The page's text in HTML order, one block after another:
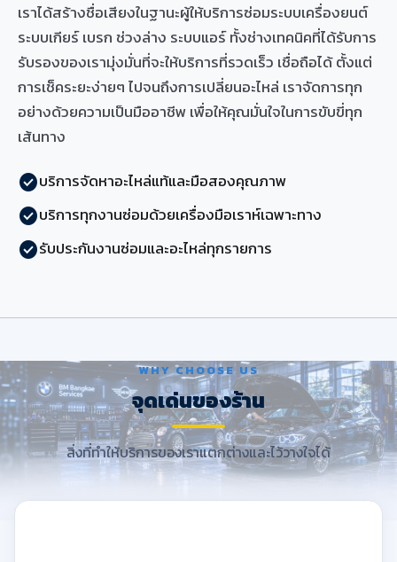
เราได้สร้างชื่อเสียงในฐานะผู้ให้บริการซ่อมระบบเครื่องยนต์
ระบบเกียร์ เบรก ช่วงล่าง ระบบแอร์ ทั้งช่างเทคนิคที่ได้รับการ
รับรองของเรามุ่งมั่นที่จะให้บริการที่รวดเร็ว เชื่อถือได้ ตั้งแต่
การเช็คระยะง่ายๆ ไปจนถึงการเปลี่ยนอะไหล่ เราจัดการทุก
อย่างด้วยความเป็นมืออาชีพ เพื่อให้คุณมั่นใจในการขับขี่ทุก
เส้นทาง
check_circleบริการจัดหาอะไหล่แท้และมือสองคุณภาพ
check_circleบริการทุกงานซ่อมด้วยเครื่องมือเราห์เฉพาะทาง
check_circleรับประกันงานซ่อมและอะไหล่ทุกรายการ
WHY CHOOSE US
จุดเด่นของร้าน
สิ่งที่ทำให้บริการของเราแตกต่างและไว้วางใจได้